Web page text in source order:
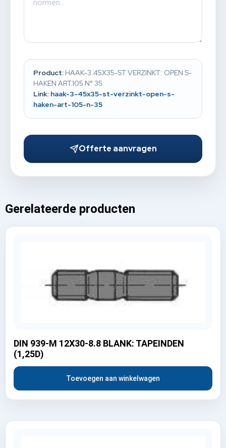
Product: HAAK-3.45X35-ST VERZINKT: OPEN S-
HAKEN ART.105 N° 35
Link: haak-3-45x35-st-verzinkt-open-s-
haken-art-105-n-35
Offerte aanvragen
Gerelateerde producten
DIN 939-M 12X30-8.8 BLANK: TAPEINDEN
(1,25D)
Toevoegen aan winkelwagen